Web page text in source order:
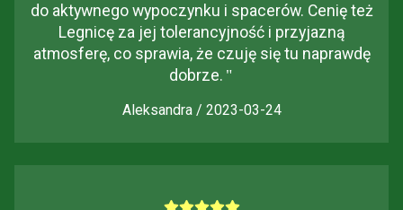
do aktywnego wypoczynku i spacerów. Cenię też
Legnicę za jej tolerancyjność i przyjazną
atmosferę, co sprawia, że czuję się tu naprawdę
dobrze. "
Aleksandra / 2023-03-24